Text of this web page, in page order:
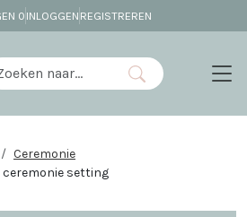
0 INLOGGEN REGISTREREN
Ceremonie
setting